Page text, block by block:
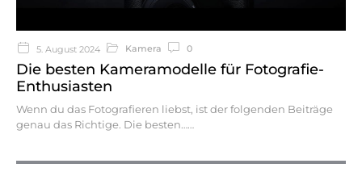
5. August 2024 Kamera 0
Die besten Kameramodelle für Fotografie-
Enthusiasten
Wenn du das Fotografieren liebst, ist der folgenden Beiträge
genau das Richtige. Die besten…